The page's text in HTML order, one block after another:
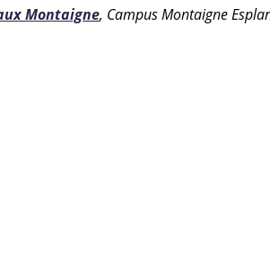
Montaigne, Campus Montaigne